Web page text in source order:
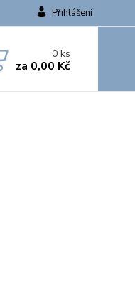
Přihlášení
0ks
za 0,00 Kč